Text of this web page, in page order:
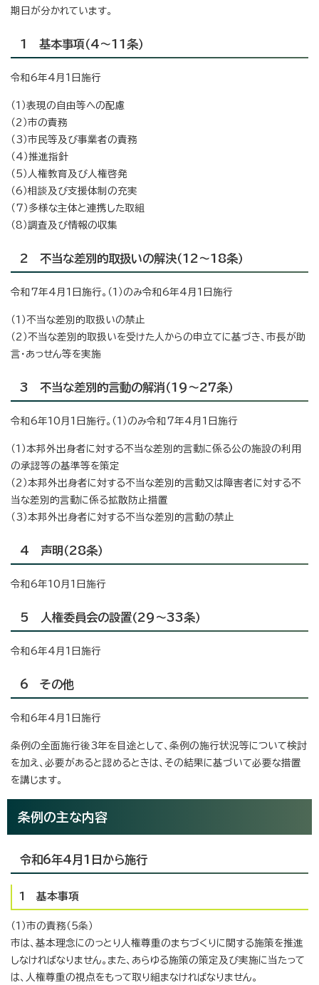
期日が分かれています。
1 基本事項（4～11条）
令和6年4月1日施行
（1）表現の自由等への配慮
（2）市の責務
（3）市民等及び事業者の責務
（4）推進指針
（5）人権教育及び人権啓発
（6）相談及び支援体制の充実
（7）多様な主体と連携した取組
（8）調査及び情報の収集
2 不当な差別的取扱いの解決（12～18条）
令和7年4月1日施行。（1）のみ令和6年4月1日施行
（1）不当な差別的取扱いの禁止
（2）不当な差別的取扱いを受けた人からの申立てに基づき、市長が助
言・あっせん等を実施
3 不当な差別的言動の解消（19～27条）
令和6年10月1日施行。（1）のみ令和7年4月1日施行
（1）本邦外出身者に対する不当な差別的言動に係る公の施設の利用
の承認等の基準等を策定
（2）本邦外出身者に対する不当な差別的言動又は障害者に対する不
当な差別的言動に係る拡散防止措置
（3）本邦外出身者に対する不当な差別的言動の禁止
4 声明（28条）
令和6年10月1日施行
5 人権委員会の設置（29～33条）
令和6年4月1日施行
6 その他
令和6年4月1日施行
条例の全面施行後3年を目途として、条例の施行状況等について検討
を加え、必要があると認めるときは、その結果に基づいて必要な措置
を講じます。
条例の主な内容
令和6年4月1日から施行
1 基本事項
（1）市の責務（5条）
市は、基本理念にのっとり人権尊重のまちづくりに関する施策を推進
しなければなりません。また、あらゆる施策の策定及び実施に当たって
は、人権尊重の視点をもって取り組まなければなりません。